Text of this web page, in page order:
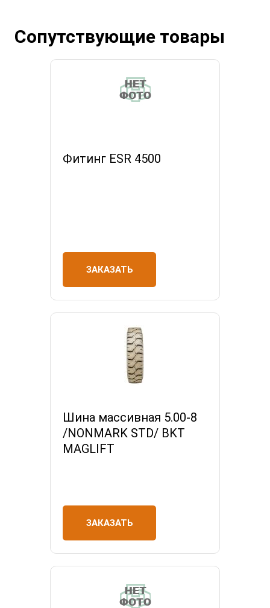
Сопутствующие товары
Фитинг ESR 4500
ЗАКАЗАТЬ
Шина массивная 5.00-8
/NONMARK STD/ BKT
MAGLIFT
ЗАКАЗАТЬ